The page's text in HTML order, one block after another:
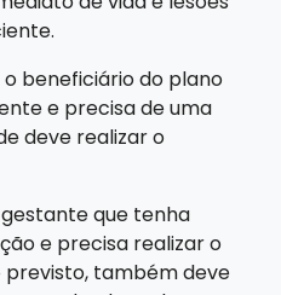
beneficiário do plano
e precisa de uma
deve realizar o
que tenha
e precisa realizar o
também deve